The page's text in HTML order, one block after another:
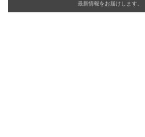
最新情報をお届けします。